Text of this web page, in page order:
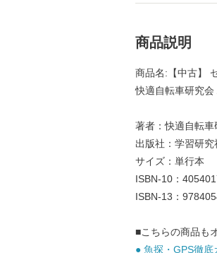
商品説明
商品名:【中古】
快適自転車研究会
著者：快適自転車
出版社：学習研究
サイズ：単行本
ISBN-10：
ISBN-13：
■こちらの商品も
● 魚探・GPS徹